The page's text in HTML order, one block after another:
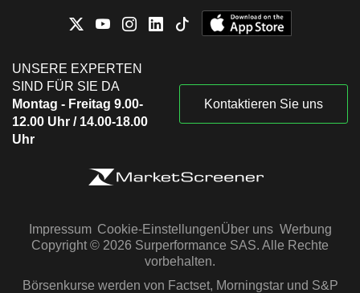
UNSERE EXPERTEN
SIND FÜR SIE DA
Montag - Freitag 9.00-
12.00 Uhr / 14.00-18.00
Uhr
Kontaktieren Sie uns
Impressum Cookie-EinstellungenÜber uns Werbung
Copyright © 2026 Surperformance SAS. Alle Rechte
vorbehalten.
Börsenkurse werden von Factset, Morningstar und S&P